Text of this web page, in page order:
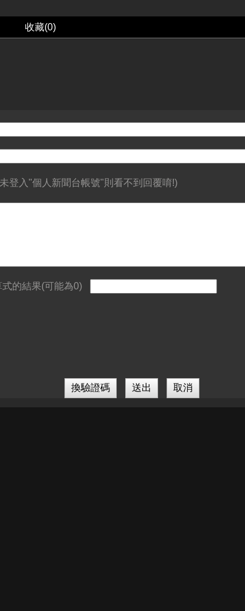
收藏(0)
登入"個人新聞台帳號"則看不到回覆唷!)
的結果(可能為0)